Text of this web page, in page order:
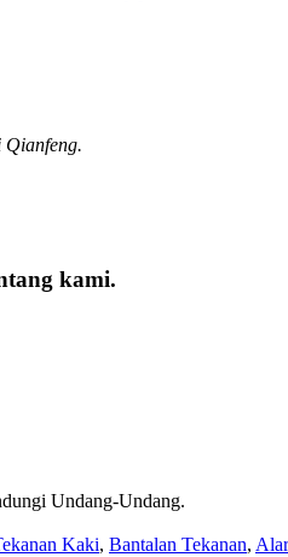
Qianfeng.
kami.
Undang-Undang.
Kaki, Bantalan Tekanan,